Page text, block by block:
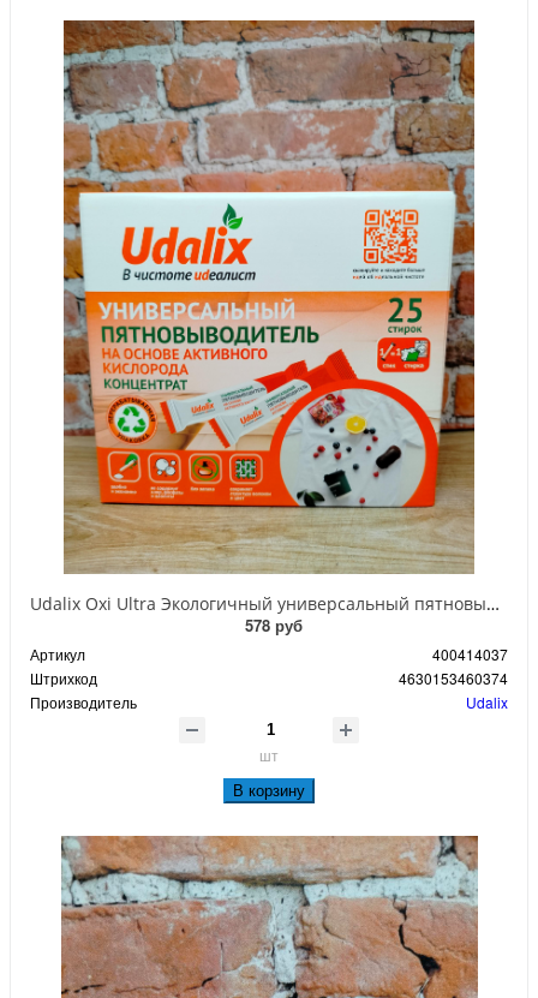
Udalix Oxi Ultra Экологичный универсальный пятновыводитель на основе активного кислорода 25 стиков 625 гр
578 руб
Артикул
400414037
Штрихкод
4630153460374
Производитель
Udalix
шт
В корзину